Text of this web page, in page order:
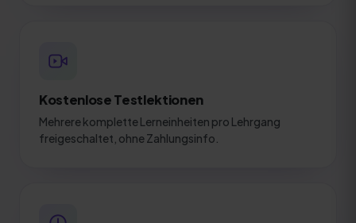
Kostenlose Testlektionen
Mehrere komplette Lerneinheiten pro Lehrgang
freigeschaltet, ohne Zahlungsinfo.